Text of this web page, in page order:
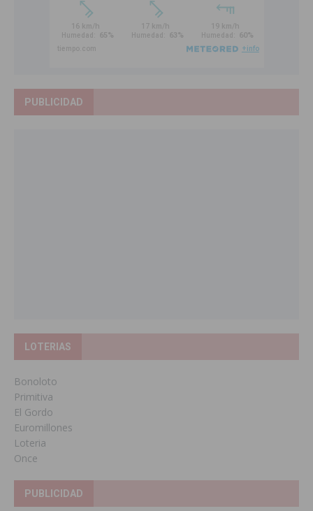
PUBLICIDAD
LOTERIAS
Bonoloto
Primitiva
El Gordo
Euromillones
Loteria
Once
PUBLICIDAD